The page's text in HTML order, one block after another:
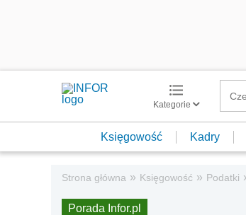
Kategorie
Księgowość Kadry
Strona główna » Księgowość » Podatki
Porada Infor.pl